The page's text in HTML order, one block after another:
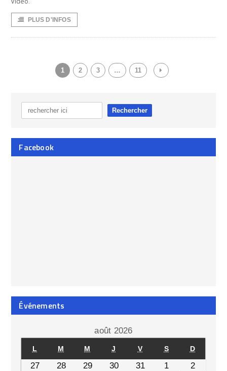
PLUS D'INFOS
1 2 3 … 11
Facebook
Événements
août 2026
L M M J V S D
27 28 29 30 31 1
2